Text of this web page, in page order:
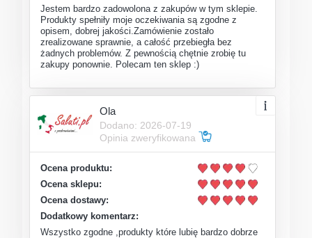
Jestem bardzo zadowolona z zakupów w tym sklepie.
Produkty spełniły moje oczekiwania są zgodne z
opisem, dobrej jakości.Zamówienie zostało
zrealizowane sprawnie, a całość przebiegła bez
żadnych problemów. Z pewnością chętnie zrobię tu
zakupy ponownie. Polecam ten sklep :)
Ola
Dodano: 2026-07-19
Opinia zweryfikowana
Ocena produktu:
Ocena sklepu:
Ocena dostawy:
Dodatkowy komentarz:
Wszystko zgodne ,produkty które lubię bardzo dobrze